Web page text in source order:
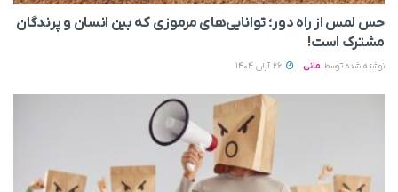
حس لمس از راه دور؛ توانایی‌های مرموزی که بین انسان و پرندگان
مشترک است!
نوشته شده توسط مانی